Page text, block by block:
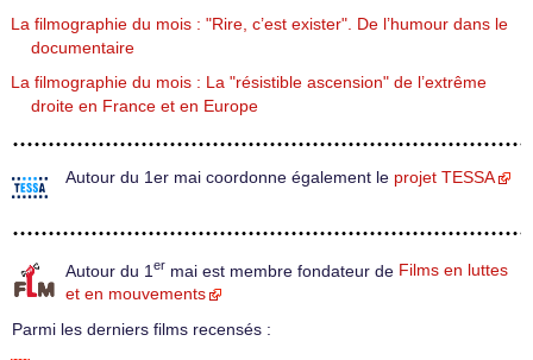
La filmographie du mois : "Rire, c’est exister". De l’humour dans le
documentaire
La filmographie du mois : La "résistible ascension" de l’extrême
droite en France et en Europe
Autour du 1er mai coordonne également le projet TESSA
Autour du 1 er mai est membre fondateur de Films en luttes
et en mouvements
Parmi les derniers films recensés :